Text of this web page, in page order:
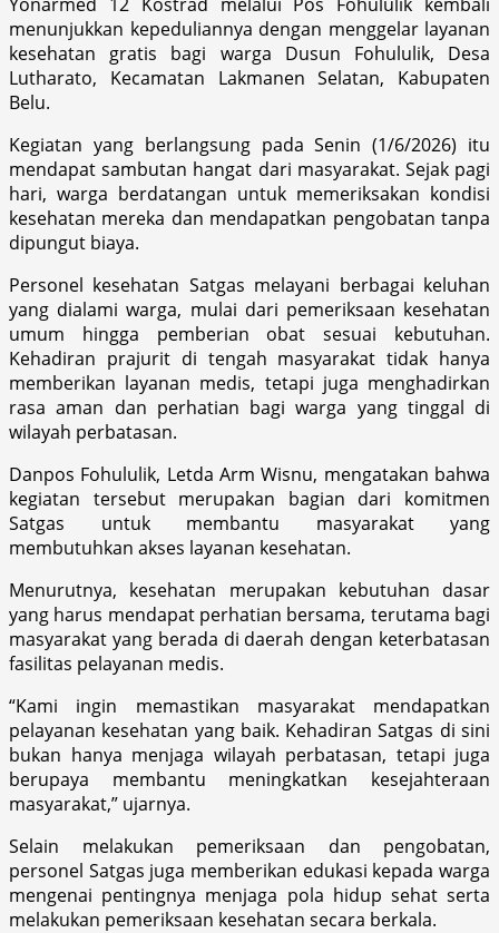
menunjukkan kepeduliannya dengan menggelar layanan
kesehatan gratis bagi warga Dusun Fohululik, Desa
Lutharato, Kecamatan Lakmanen Selatan, Kabupaten
Belu.
Kegiatan yang berlangsung pada Senin (1/6/2026) itu
mendapat sambutan hangat dari masyarakat. Sejak pagi
hari, warga berdatangan untuk memeriksakan kondisi
kesehatan mereka dan mendapatkan pengobatan tanpa
dipungut biaya.
Personel kesehatan Satgas melayani berbagai keluhan
yang dialami warga, mulai dari pemeriksaan kesehatan
umum hingga pemberian obat sesuai kebutuhan.
Kehadiran prajurit di tengah masyarakat tidak hanya
memberikan layanan medis, tetapi juga menghadirkan
rasa aman dan perhatian bagi warga yang tinggal di
wilayah perbatasan.
Danpos Fohululik, Letda Arm Wisnu, mengatakan bahwa
kegiatan tersebut merupakan bagian dari komitmen
Satgas untuk membantu masyarakat yang
membutuhkan akses layanan kesehatan.
Menurutnya, kesehatan merupakan kebutuhan dasar
yang harus mendapat perhatian bersama, terutama bagi
masyarakat yang berada di daerah dengan keterbatasan
fasilitas pelayanan medis.
“Kami ingin memastikan masyarakat mendapatkan
pelayanan kesehatan yang baik. Kehadiran Satgas di sini
bukan hanya menjaga wilayah perbatasan, tetapi juga
berupaya membantu meningkatkan kesejahteraan
masyarakat,” ujarnya.
Selain melakukan pemeriksaan dan pengobatan,
personel Satgas juga memberikan edukasi kepada warga
mengenai pentingnya menjaga pola hidup sehat serta
melakukan pemeriksaan kesehatan secara berkala.